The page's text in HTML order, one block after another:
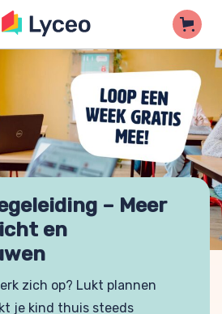
– Meer
en
zich op? Lukt plannen
je kind thuis steeds